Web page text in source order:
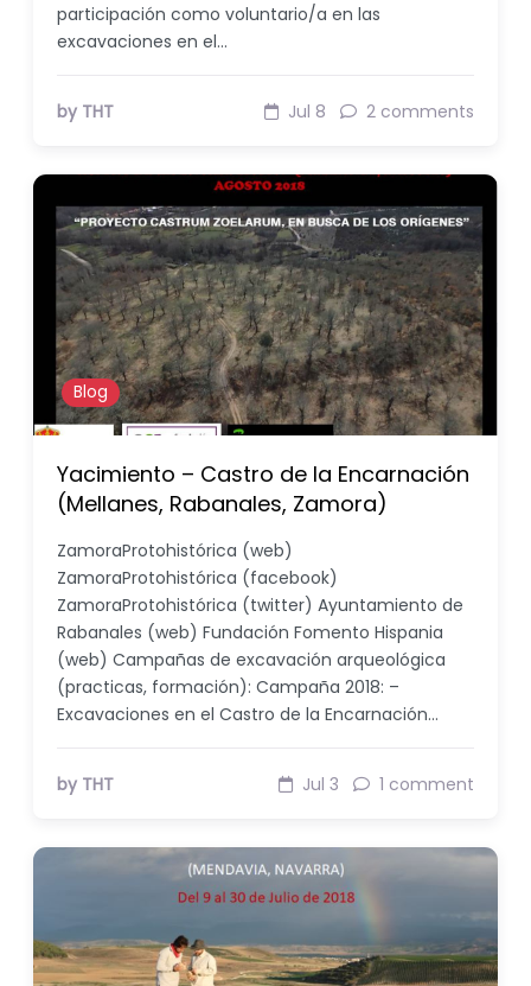
participación como voluntario/a en las
excavaciones en el…
by THT Jul 8 2 comments
Blog
Yacimiento – Castro de la Encarnación
(Mellanes, Rabanales, Zamora)
ZamoraProtohistórica (web)
ZamoraProtohistórica (facebook)
ZamoraProtohistórica (twitter) Ayuntamiento de
Rabanales (web) Fundación Fomento Hispania
(web) Campañas de excavación arqueológica
(practicas, formación): Campaña 2018: –
Excavaciones en el Castro de la Encarnación…
by THT Jul 3 1 comment